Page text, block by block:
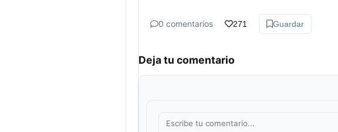
0 comentarios 271 Guardar
Deja tu comentario